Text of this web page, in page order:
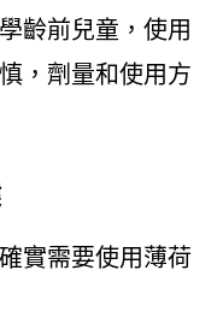
齡前兒童，使用
，劑量和使用方
實需要使用薄荷